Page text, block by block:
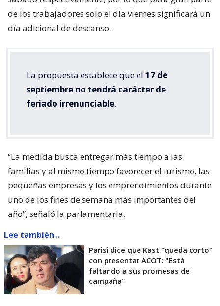
de los trabajadores solo el día viernes significará un
día adicional de descanso.
La propuesta establece que el 17 de
septiembre no tendrá carácter de
feriado irrenunciable.
“La medida busca entregar más tiempo a las
familias y al mismo tiempo favorecer el turismo, las
pequeñas empresas y los emprendimientos durante
uno de los fines de semana más importantes del
año”, señaló la parlamentaria.
Lee también...
Parisi dice que Kast "queda corto"
con presentar ACOT: "Está
faltando a sus promesas de
campaña"